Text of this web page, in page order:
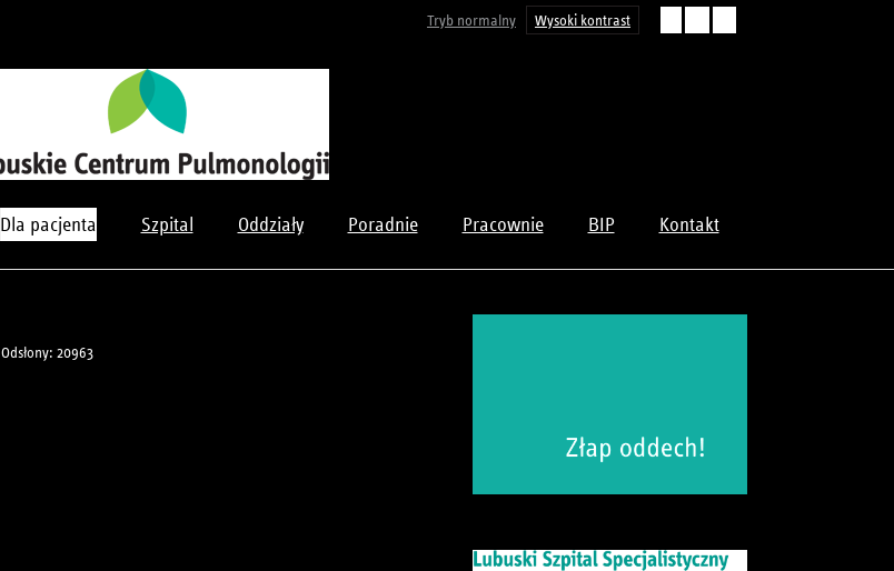
Tryb normalny Wysoki kontrast
Dla pacjenta Szpital Oddziały Poradnie Pracownie BIP Kontakt
Odsłony: 20963